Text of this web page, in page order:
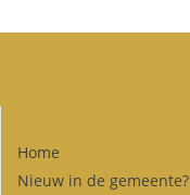
Home
Nieuw in de gemeente?